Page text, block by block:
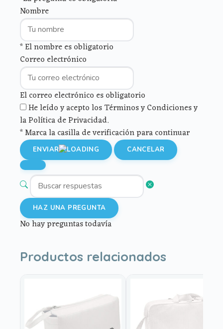
Nombre
* El nombre es obligatorio
Correo electrónico
El correo electrónico es obligatorio
He leído y acepto los Términos y Condiciones y
la Política de Privacidad.
* Marca la casilla de verificación para continuar
ENVIAR CANCELAR
HAZ UNA PREGUNTA
No hay preguntas todavía
Productos relacionados
múltiples